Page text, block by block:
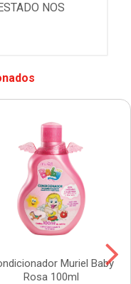
NOS
Muriel Baby
Rosa 100ml